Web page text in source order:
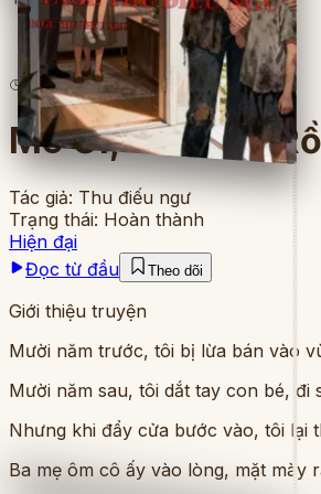
16lượt đọc · 9chương
Me Ơi, C On Về
Tác giả: Thu điếu ngư
Trạng thái: Hoàn thành
Hiện đại
Đọc từ đầu
Theo dõi
Giới thiệu truyện
Mười năm trước, tôi bị lừa bán vào
Mười năm sau, tôi dắt tay con bé,
Nhưng khi đẩy cửa bước vào, tôi lại
Ba mẹ ôm cô ấy vào lòng, mặt mày